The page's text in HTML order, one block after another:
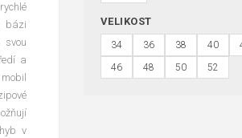
bázi
svou
a
v
VELIKOST
34 36 38 40
46
48 50 52